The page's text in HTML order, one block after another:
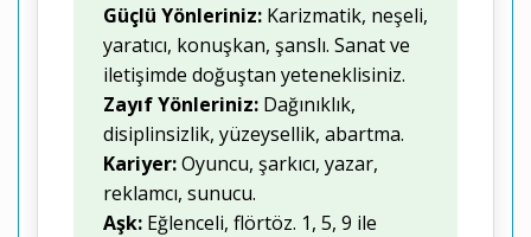
Güçlü Yönleriniz: Karizmatik, neşeli,
yaratıcı, konuşkan, şanslı. Sanat ve
iletişimde doğuştan yeteneklisiniz.
Zayıf Yönleriniz: Dağınıklık,
disiplinsizlik, yüzeysellik, abartma.
Kariyer:Oyuncu, şarkıcı, yazar,
reklamcı, sunucu.
Aşk: Eğlenceli, flörtöz. 1, 5, 9 ile